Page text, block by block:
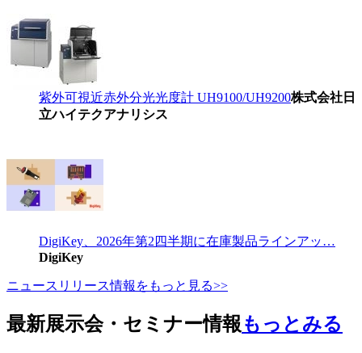
紫外可視近赤外分光光度計 UH9100/UH9200株式会社日
立ハイテクアナリシス
DigiKey、2026年第2四半期に在庫製品ラインアッ…
DigiKey
ニュースリリース情報をもっと見る>>
最新展示会・セミナー情報もっとみる